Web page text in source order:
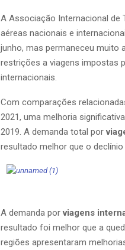
A Associação Internacional de
aéreas nacionais e
junho, mas permaneceu muito
restrições a viagens impostas
internacionais.
Com comparações
2021, uma melhoria
2019. A demanda total por
resultado melhor que o
A demanda porviagens
resultado foi melhor que a
regiões apresentaram